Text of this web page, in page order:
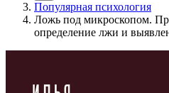
Популярная психология
Ложь под микроскопом.
определение лжи и